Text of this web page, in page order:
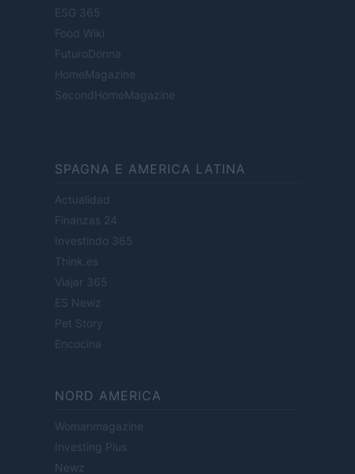
ESG 365
Food Wiki
FuturoDonna
HomeMagazine
SecondHomeMagazine
SPAGNA E AMERICA LATINA
Actualidad
Finanzas 24
Investindo 365
Think.es
Viajar 365
ES Newz
Pet Story
Encocina
NORD AMERICA
Womanmagazine
Investing Plus
Newz